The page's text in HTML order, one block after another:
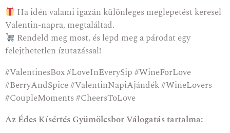
Ha idén valami igazán különleges meglepetést keresel
Valentin-napra, megtaláltad.
Rendeld meg most, és lepd meg a párodat egy
felejthetetlen ízutazással!
#ValentinesBox #LoveInEverySip #WineForLove
#BerryAndSpice #ValentinNapiAjándék #WineLovers
#CoupleMoments #CheersToLove
Az Édes Kísértés Gyümölcsbor Válogatás tartalma: